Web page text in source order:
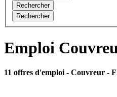
Rechercher
Rechercher
Emploi
11 offres d'emploi - Couvreur -